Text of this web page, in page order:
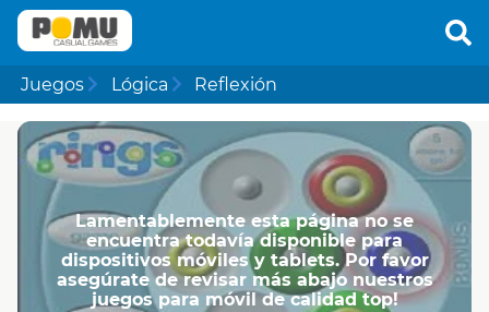
Juegos Lógica Reflexión
Lamentablemente esta página no se
encuentra todavía disponible para
dispositivos móviles y tablets. Por favor
asegúrate de revisar más abajo nuestros
juegos para móvil de calidad top!